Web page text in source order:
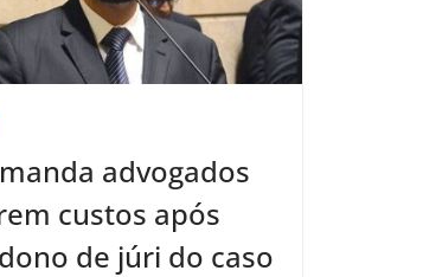
advogados
custos após
de júri do caso